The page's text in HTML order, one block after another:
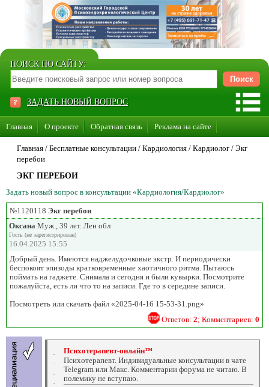
ПОИСК ПО САЙТУ:
ЗАДАТЬ НОВЫЙ ВОПРОС
Главная О проекте Обратная связь Реклама на сайте
Стать консультантом нашего сайта
Главная / Бесплатные консультации / Кардиология / Кардиолог / Экг
перебои
ЭКГ ПЕРЕБОИ
Задать новый вопрос в консультации «Кардиология/Кардиолог»
№1120118 Экг перебои
Оксана Муж., 39 лет. Лен обл
Гость (не зарегистрирован)
16.04.2025 15:55
Добрый день. Имеются наджелудочковые экстр. И периодически
беспокоят эпизоды кратковременные хаотичного ритма. Пытаюсь
поймать на гаджете. Снимала и сегодня и были кувырки. Посмотрите
пожалуйста, есть ли что то на записи. Где то в середине записи.
Посмотреть или скачать файл «2025-04-16 15-53-31.png»
Ответов: 2; Комментариев: 0
Психотерапевт-онлайн™
Психотерапевт. Индивидуальные консультации в чате
Telegram или Макс. Комментарии форума не читаю. В
полемику не вступаю.